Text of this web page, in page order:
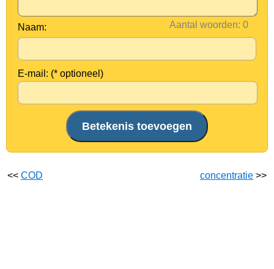
Aantal woorden:
Naam:
E-mail: (* optioneel)
<< COD concentratie >>